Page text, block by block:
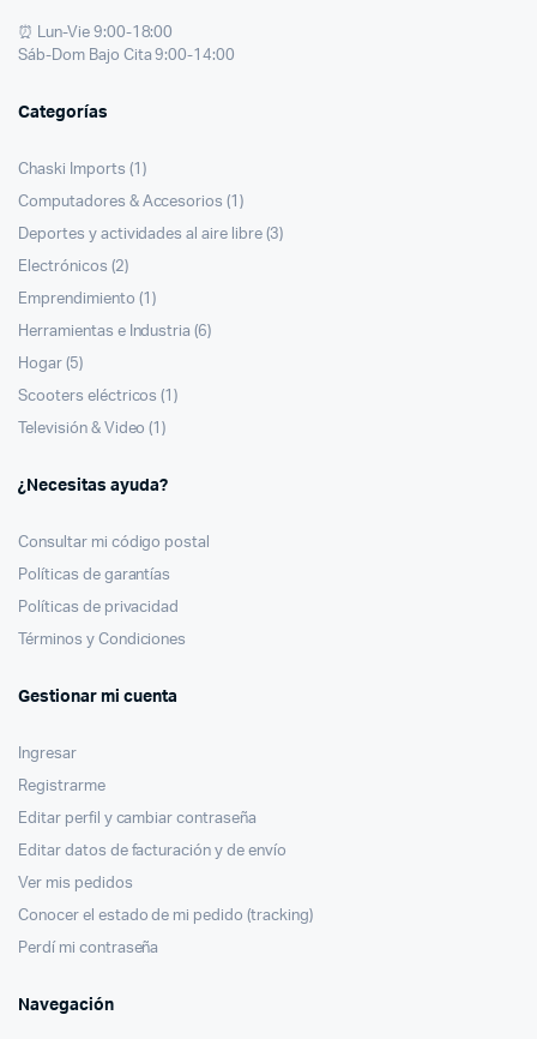
⏰ Lun-Vie 9:00-18:00
Sáb-Dom Bajo Cita 9:00-14:00
Categorías
Chaski Imports (1)
Computadores & Accesorios (1)
Deportes y actividades al aire libre (3)
Electrónicos (2)
Emprendimiento (1)
Herramientas e Industria (6)
Hogar (5)
Scooters eléctricos (1)
Televisión & Video (1)
¿Necesitas ayuda?
Consultar mi código postal
Políticas de garantías
Políticas de privacidad
Términos y Condiciones
Gestionar mi cuenta
Ingresar
Registrarme
Editar perfil y cambiar contraseña
Editar datos de facturación y de envío
Ver mis pedidos
Conocer el estado de mi pedido (tracking)
Perdí mi contraseña
Navegación